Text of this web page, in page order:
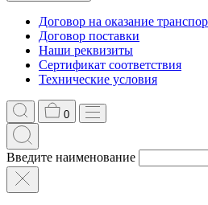
Договор на оказание
Договор поставки
Наши реквизиты
Сертификат соответствия
Технические условия
0
Введите наименование